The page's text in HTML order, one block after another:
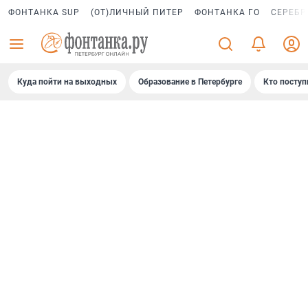
ФОНТАНКА SUP (ОТ)ЛИЧНЫЙ ПИТЕР ФОНТАНКА ГО
Куда пойти на выходных Образование в Петербурге Кто